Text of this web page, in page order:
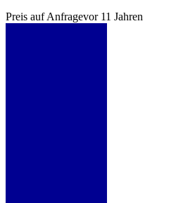
Preis auf Anfragevor 11 Jahren